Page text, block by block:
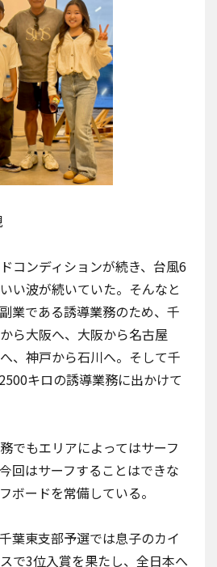
コンディションが続き、台風6
い波が続いていた。そんなと
業である誘導業務のため、千
ら大阪へ、大阪から名古屋
、神戸から石川へ。そして千
キロの誘導業務に出かけて
でもエリアによってはサーフ
回はサーフすることはできな
ボードを常備している。
葉東支部予選では息子のカイ
で3位入賞を果たし、全日本へ